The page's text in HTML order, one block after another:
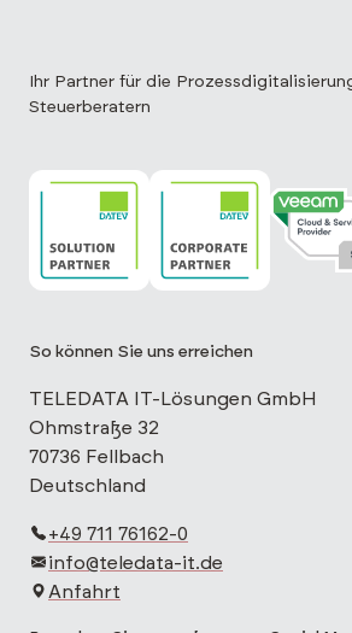
Ihr Partner für die
Steuerberatern
So können Sie uns erreichen
TELEDATA IT-Lösungen GmbH
Ohmstraße 32
70736 Fellbach
Deutschland
+49 711 76162-0
info@teledata-it.de
Anfahrt